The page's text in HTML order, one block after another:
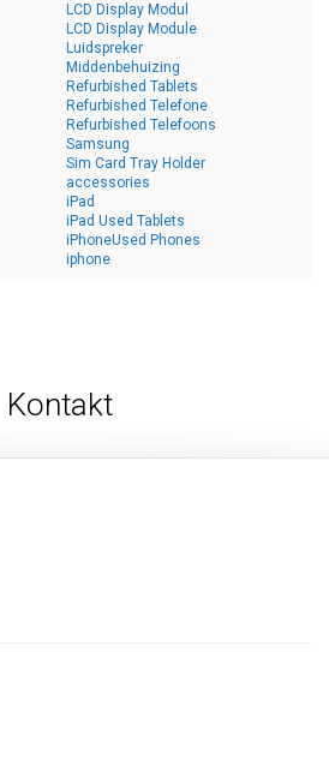
LCD Display Modul
LCD Display Module
Luidspreker
Middenbehuizing
Refurbished Tablets
Refurbished Telefone
Refurbished Telefoons
Samsung
Sim Card Tray Holder
accessories
iPad
iPad Used Tablets
iPhoneUsed Phones
iphone
Kontakt